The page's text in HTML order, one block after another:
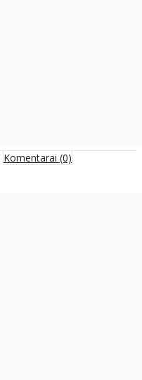
Komentarai (0)